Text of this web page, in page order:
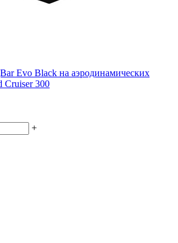
Evo Black на аэродинамических
Cruiser 300
+